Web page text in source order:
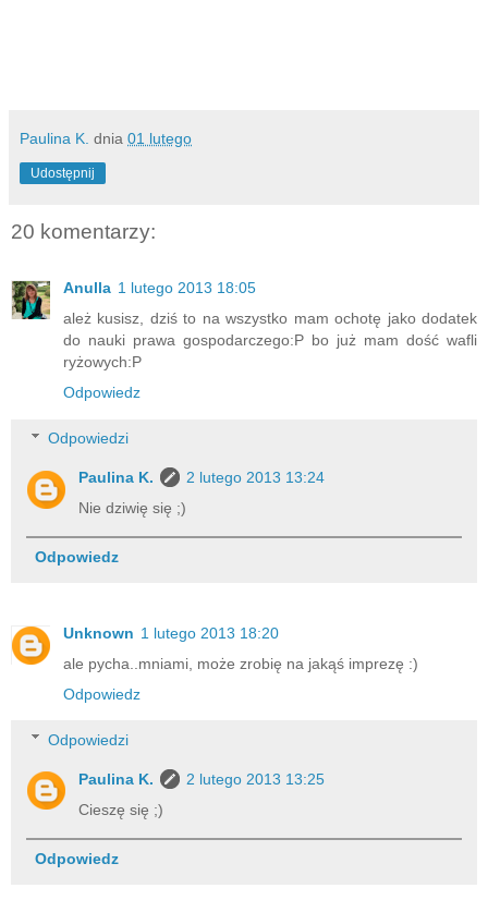
Paulina K. dnia 01 lutego
Udostępnij
20 komentarzy:
Anulla 1 lutego 2013 18:05
ależ kusisz, dziś to na wszystko mam ochotę jako dodatek
do nauki prawa gospodarczego:P bo już mam dość wafli
ryżowych:P
Odpowiedz
Odpowiedzi
Paulina K.
2 lutego 2013 13:24
Nie dziwię się ;)
Odpowiedz
Unknown 1 lutego 2013 18:20
ale pycha..mniami, może zrobię na jakąś imprezę :)
Odpowiedz
Odpowiedzi
Paulina K.
2 lutego 2013 13:25
Cieszę się ;)
Odpowiedz